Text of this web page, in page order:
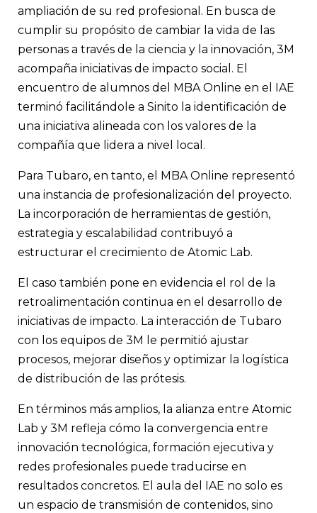
ampliación de su red profesional. En busca de
cumplir su propósito de cambiar la vida de las
personas a través de la ciencia y la innovación, 3M
acompaña iniciativas de impacto social. El
encuentro de alumnos del MBA Online en el IAE
terminó facilitándole a Sinito la identificación de
una iniciativa alineada con los valores de la
compañía que lidera a nivel local.
Para Tubaro, en tanto, el MBA Online representó
una instancia de profesionalización del proyecto.
La incorporación de herramientas de gestión,
estrategia y escalabilidad contribuyó a
estructurar el crecimiento de Atomic Lab.
El caso también pone en evidencia el rol de la
retroalimentación continua en el desarrollo de
iniciativas de impacto. La interacción de Tubaro
con los equipos de 3M le permitió ajustar
procesos, mejorar diseños y optimizar la logística
de distribución de las prótesis.
En términos más amplios, la alianza entre Atomic
Lab y 3M refleja cómo la convergencia entre
innovación tecnológica, formación ejecutiva y
redes profesionales puede traducirse en
resultados concretos. El aula del IAE no solo es
un espacio de transmisión de contenidos, sino